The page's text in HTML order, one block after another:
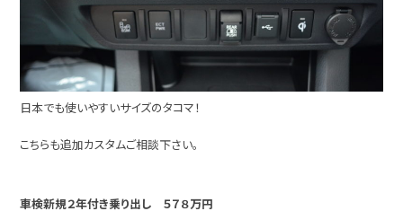
日本でも使いやすいサイズのタコマ！
こちらも追加カスタムご相談下さい。
車検新規２年付き乗り出し ５７８万円